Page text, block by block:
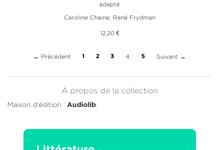
adapté
Caroline Chaine, René Frydman
12,20 €
← Précédent 1 2 3 4(current)
5 Suivant →
À propos de la collection
Maison d'édition : Audiolib.